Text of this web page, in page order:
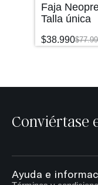
Faja
Talla única
$
$38.990
Conviértase
Ayuda e